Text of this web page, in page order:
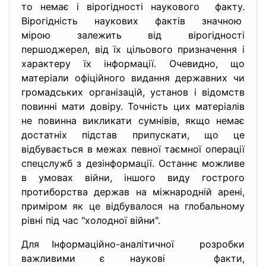
то немає і вірогідності наукового факту.
Вірогідність наукових фактів значною
мірою залежить від вірогідності
першоджерел, від їх цільового призначення і
характеру їх інформації. Очевидно, що
матеріали офіційного видання державних чи
громадських організацій, установ і відомств
повинні мати довіру. Точність цих матеріалів
не повинна викликати сумнівів, якщо немає
достатніх підстав припускати, що це
відбувається в межах певної таємної операції
спецслужб з дезінформації. Останнє можливе
в умовах війни, іншого виду гострого
протиборства держав на міжнародній арені,
приміром як це відбувалося на глобальному
рівні під час "холодної війни".
Для Інформаційно-аналітичної розробки
важливими є наукові факти,